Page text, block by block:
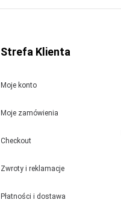
Strefa Klienta
Moje konto
Moje zamówienia
Checkout
Zwroty i reklamacje
Płatności i dostawa